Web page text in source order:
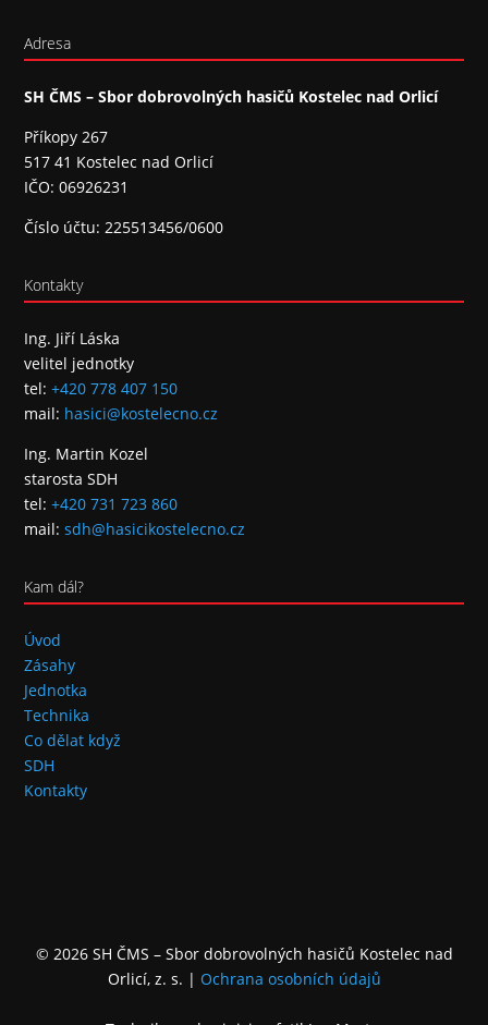
Adresa
SH ČMS – Sbor dobrovolných hasičů Kostelec nad Orlicí
Příkopy 267
517 41 Kostelec nad Orlicí
IČO: 06926231
Číslo účtu: 225513456/0600
Kontakty
Ing. Jiří Láska
velitel jednotky
tel:+420 778 407 150
mail: hasici@kostelecno.cz
Ing. Martin Kozel
starosta SDH
tel:+420 731 723 860
mail:sdh@hasicikostelecno.cz
Kam dál?
Úvod
Zásahy
Jednotka
Technika
Co dělat když
SDH
Kontakty
© 2026 SH ČMS – Sbor dobrovolných hasičů Kostelec nad
Orlicí, z. s. | Ochrana osobních údajů